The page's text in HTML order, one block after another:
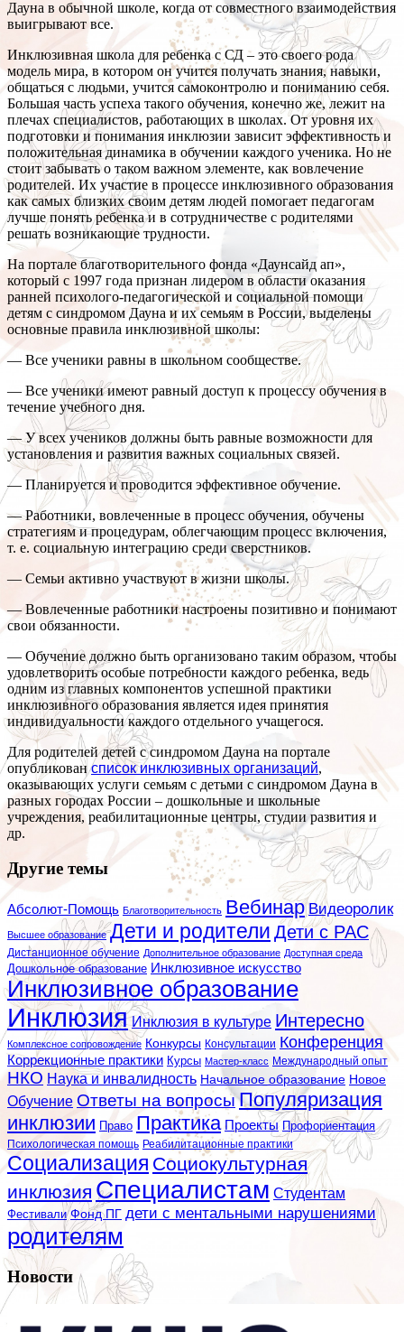
Дауна в обычной школе, когда от совместного взаимодействия
выигрывают все.
Инклюзивная школа для ребенка с СД – это своего рода
модель мира, в котором он учится получать знания, навыки,
общаться с людьми, учится самоконтролю и пониманию себя.
Большая часть успеха такого обучения, конечно же, лежит на
плечах специалистов, работающих в школах. От уровня их
подготовки и понимания инклюзии зависит эффективность и
положительная динамика в обучении каждого ученика. Но не
стоит забывать о таком важном элементе, как вовлечение
родителей. Их участие в процессе инклюзивного образования
как самых близких своим детям людей помогает педагогам
лучше понять ребенка и в сотрудничестве с родителями
решать возникающие трудности.
На портале благотворительного фонда «Даунсайд ап»,
который с 1997 года признан лидером в области оказания
ранней психолого-педагогической и социальной помощи
детям с синдромом Дауна и их семьям в России, выделены
основные правила инклюзивной школы:
— Все ученики равны в школьном сообществе.
— Все ученики имеют равный доступ к процессу обучения в
течение учебного дня.
— У всех учеников должны быть равные возможности для
установления и развития важных социальных связей.
— Планируется и проводится эффективное обучение.
— Работники, вовлеченные в процесс обучения, обучены
стратегиям и процедурам, облегчающим процесс включения,
т. е. социальную интеграцию среди сверстников.
— Семьи активно участвуют в жизни школы.
— Вовлеченные работники настроены позитивно и понимают
свои обязанности.
— Обучение должно быть организовано таким образом, чтобы
удовлетворить особые потребности каждого ребенка, ведь
одним из главных компонентов успешной практики
инклюзивного образования является идея принятия
индивидуальности каждого отдельного учащегося.
Для родителей детей с синдромом Дауна на портале
опубликовансписок инклюзивных организаций,
оказывающих услуги семьям с детьми с синдромом Дауна в
разных городах России – дошкольные и школьные
учреждения, реабилитационные центры, студии развития и
др.
Другие темы
Абсолют-Помощь Благотворительность Вебинар Видеоролик
Высшее образование Дети и родители Дети с РАС
Дистанционное обучение Дополнительное образование Доступная среда
Дошкольное образование Инклюзивное искусство
Инклюзивное образование
Инклюзия Инклюзия в культуре Интересно
Комплексное сопровождение Конкурсы Консультации Конференция
Коррекционные практики Курсы Мастер-класс Международный опыт
НКО Наука и инвалидность Начальное образование Новое
Обучение Ответы на вопросыПопуляризация
инклюзии Право Практика Проекты Профориентация
Психологическая помощь Реабилитационные практики
Социализация Социокультурная
инклюзия Специалистам Студентам
Фестивали Фонд ПГ дети с ментальными нарушениями
родителям
Новости